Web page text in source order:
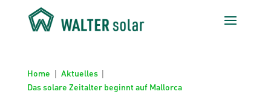
Home | Aktuelles |
Das solare Zeitalter beginnt auf Mallorca